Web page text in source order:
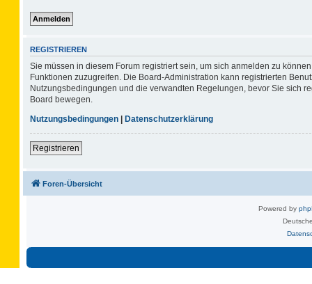
REGISTRIEREN
Sie müssen in diesem Forum registriert sein, um sich anmelden zu
Funktionen zuzugreifen. Die Board-Administration kann registrierten
Nutzungsbedingungen und die verwandten Regelungen, bevor Sie sich
Board bewegen.
Nutzungsbedingungen | Datenschutzerklärung
Registrieren
Foren-Übersicht
Powered by